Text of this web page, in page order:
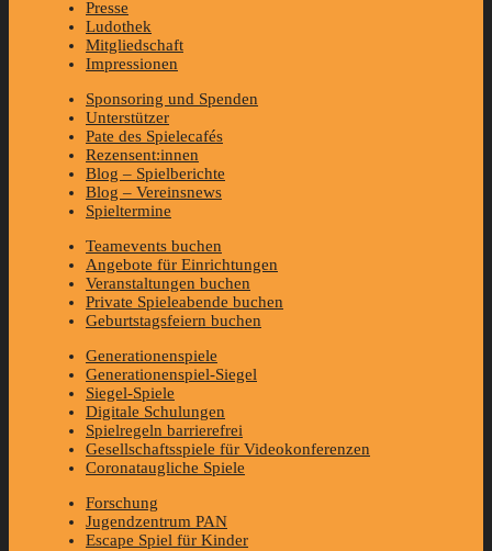
Presse
Ludothek
Mitgliedschaft
Impressionen
Sponsoring und Spenden
Unterstützer
Pate des Spielecafés
Rezensent:innen
Blog – Spielberichte
Blog – Vereinsnews
Spieltermine
Teamevents buchen
Angebote für Einrichtungen
Veranstaltungen buchen
Private Spieleabende buchen
Geburtstagsfeiern buchen
Generationenspiele
Generationenspiel-Siegel
Siegel-Spiele
Digitale Schulungen
Spielregeln barrierefrei
Gesellschaftsspiele für Videokonferenzen
Coronataugliche Spiele
Forschung
Jugendzentrum PAN
Escape Spiel für Kinder